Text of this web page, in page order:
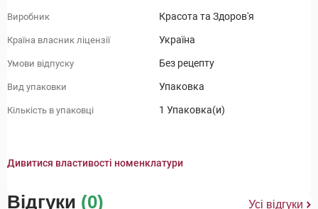
Виробник Красота та Здоров'я
Країна власник ліцензії Україна
Умови відпуску Без рецепту
Вид упаковки Упаковка
Кількість в упаковці 1 Упаковка(и)
Дивитися властивості номенклатури
Відгуки (0) Усі відгуки